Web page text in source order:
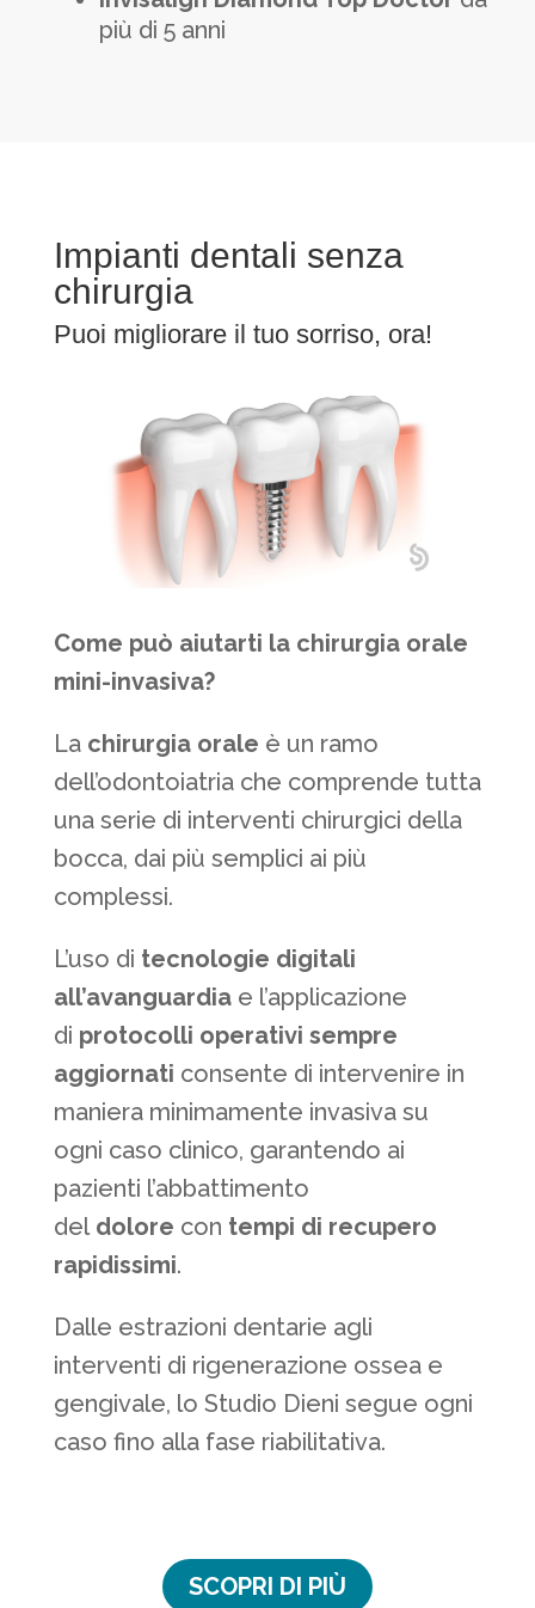
più di 5 anni
Impianti dentali senza
chirurgia
Puoi migliorare il tuo sorriso, ora!
Come può aiutarti la chirurgia orale
mini-invasiva?
La chirurgia orale è un ramo
dell’odontoiatria che comprende tutta
una serie di interventi chirurgici della
bocca, dai più semplici ai più
complessi.
L’uso di tecnologie digitali
all’avanguardiae l’applicazione
di protocolli operativi sempre
aggiornati consente di intervenire in
maniera minimamente invasiva su
ogni caso clinico, garantendo ai
pazienti l’abbattimento
del dolore con tempi di recupero
rapidissimi.
Dalle estrazioni dentarie agli
interventi di rigenerazione ossea e
gengivale, lo Studio Dieni segue ogni
caso fino alla fase riabilitativa.
SCOPRI DI PIÙ